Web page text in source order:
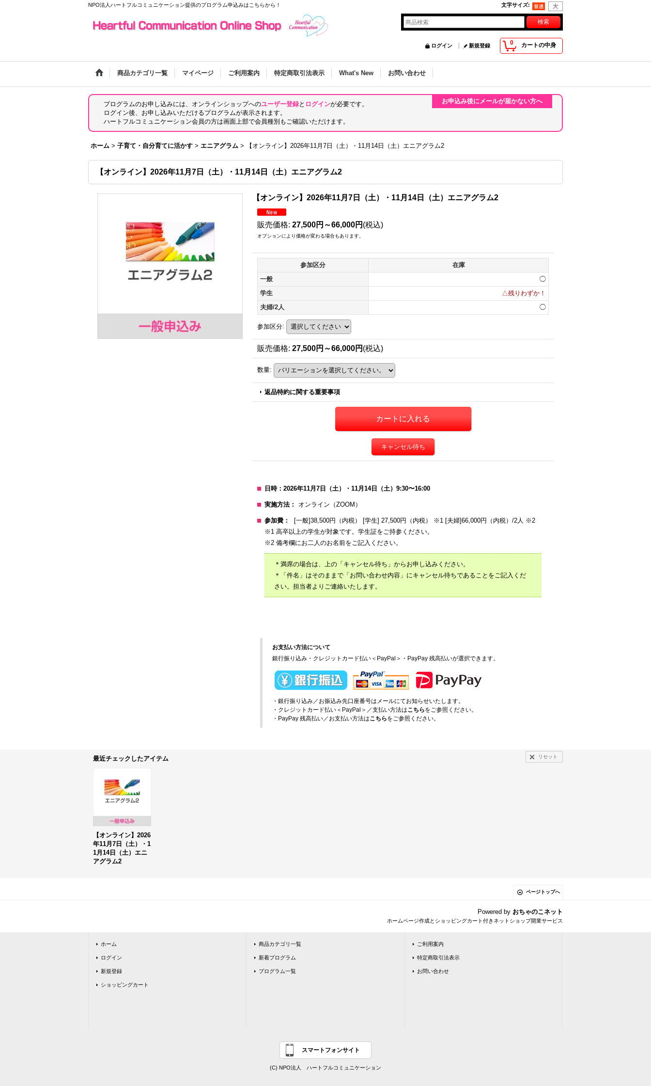
NPO法人ハートフルコミュニケーション提供のプログラム申込みはこちらから！ 文字サイズ:
0 カートの中身
ログイン 新規登録
商品カテゴリ一覧 マイページ ご利用案内 特定商取引法表示 What's New お問い合わせ
プログラムのお申し込みには、オンラインショップへのユーザー登録と ログインが必要です。
ログイン後、お申し込みいただけるプログラムが表示されます。
ハートフルコミュニケーション会員の方は画面上部で会員種別もご確認いただけます。
お申込み後にメールが届かない方へ
ホーム > 子育て・自分育てに活かす > エニアグラム > 【オンライン】2026年11月7日（土）・11月14日（土）エニアグラム2
【オンライン】2026年11月7日（土）・11月14日（土）エニアグラム2
【オンライン】2026年11月7日（土）・11月14日（土）エニアグラム2
販売価格: 27,500円～66,000円 (税込)
オプションにより価格が変わる場合もあります。
参加区分
在庫
一般
◯
学生
△残りわずか！
夫婦/2人
◯
参加区分:
販売価格: 27,500円～66,000円 (税込)
数量:
返品特約に関する重要事項
キャンセル待ち
日時：2026年11月7日（土）・11月14日（土）9:30〜16:00
実施方法： オンライン（ZOOM）
参加費：
[一般]38,500円（内税） [学生] 27,500円（内税） ※1 [夫婦]66,000円（内税）/2人 ※2
※1 高卒以上の学生が対象です。学生証をご持参ください。
※2 備考欄にお二人のお名前をご記入ください。
＊満席の場合は、上の「キャンセル待ち」からお申し込みください。
＊「件名」はそのままで「お問い合わせ内容」にキャンセル待ちであることをご記入くだ
さい。担当者よりご連絡いたします。
お支払い方法について
銀行振り込み・クレジットカード払い＜PayPal＞・PayPay 残高払いが選択できます。
・銀行振り込み／お振込み先口座番号はメールにてお知らせいたします。
・クレジットカード払い＜PayPal＞／支払い方法はこちらをご参照ください。
・PayPay 残高払い／お支払い方法はこちらをご参照ください。
最近チェックしたアイテム リセット
【オンライン】2026
年11月7日（土）・1
1月14日（土）エニ
アグラム2
ページトップへ
Powered by おちゃのこネット
ホームページ作成とショッピングカート付きネットショップ開業サービス
ホーム
ログイン
新規登録
ショッピングカート
商品カテゴリ一覧
新着プログラム
プログラム一覧
ご利用案内
特定商取引法表示
お問い合わせ
スマートフォンサイト
(C) NPO法人 ハートフルコミュニケーション